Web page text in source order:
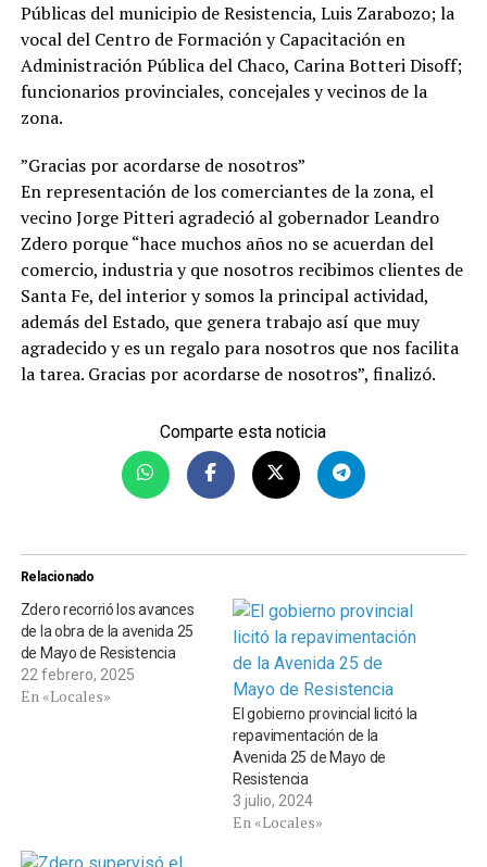
Públicas del municipio de Resistencia, Luis Zarabozo; la
vocal del Centro de Formación y Capacitación en
Administración Pública del Chaco, Carina Botteri Disoff;
funcionarios provinciales, concejales y vecinos de la
zona.
”Gracias por acordarse de nosotros”
En representación de los comerciantes de la zona, el
vecino Jorge Pitteri agradeció al gobernador Leandro
Zdero porque “hace muchos años no se acuerdan del
comercio, industria y que nosotros recibimos clientes de
Santa Fe, del interior y somos la principal actividad,
además del Estado, que genera trabajo así que muy
agradecido y es un regalo para nosotros que nos facilita
la tarea. Gracias por acordarse de nosotros”, finalizó.
Comparte esta noticia
Relacionado
Zdero recorrió los avances
de la obra de la avenida 25
de Mayo de Resistencia
22 febrero, 2025
En «Locales»
El gobierno provincial licitó la
repavimentación de la
Avenida 25 de Mayo de
Resistencia
3 julio, 2024
En «Locales»